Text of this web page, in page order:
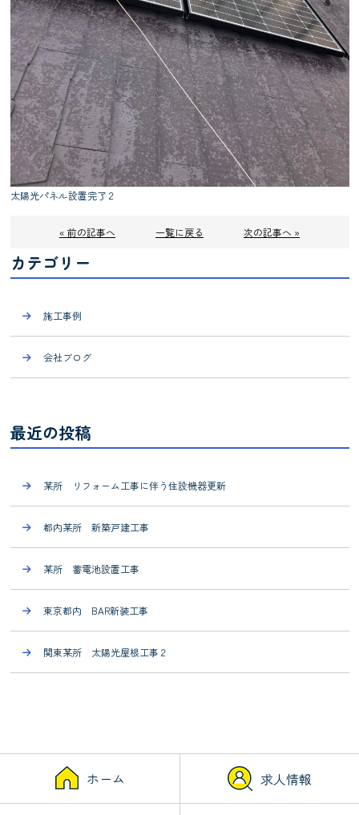
太陽光パネル設置完了２
« 前の記事へ 一覧に戻る 次の記事へ »
カテゴリー
施工事例
会社ブログ
最近の投稿
某所 リフォーム工事に伴う住設機器更新
都内某所 新築戸建工事
某所 蓄電池設置工事
東京都内 BAR新装工事
関東某所 太陽光屋根工事２
ホーム 求人情報